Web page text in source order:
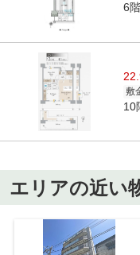
6
敷
エリアの近い